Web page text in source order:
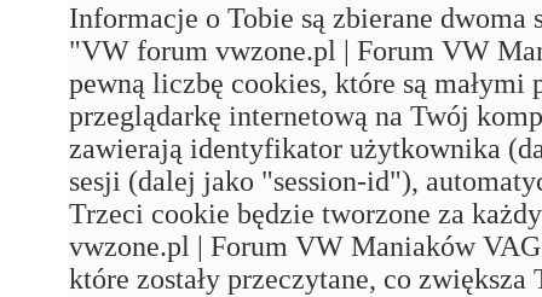
Informacje o Tobie są zbierane dwoma
"VW forum vwzone.pl | Forum VW
pewną liczbę cookies, które są
przeglądarkę internetową na Twój
zawierają identyfikator użytkownika
sesji (dalej jako "session-id"),
Trzeci cookie będzie tworzone za
vwzone.pl | Forum VW Maniaków
które zostały przeczytane, co